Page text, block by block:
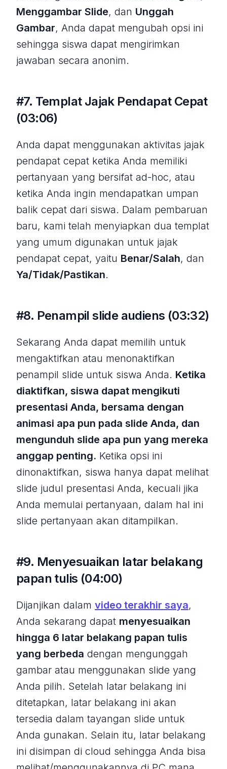
Menggambar Slide, dan Unggah
Gambar, Anda dapat mengubah opsi ini
sehingga siswa dapat mengirimkan
jawaban secara anonim.
#7. Templat Jajak Pendapat Cepat
(03:06)
Anda dapat menggunakan aktivitas jajak
pendapat cepat ketika Anda memiliki
pertanyaan yang bersifat ad-hoc, atau
ketika Anda ingin mendapatkan umpan
balik cepat dari siswa. Dalam pembaruan
baru, kami telah menyiapkan dua templat
yang umum digunakan untuk jajak
pendapat cepat, yaitu Benar/Salah, dan
Ya/Tidak/Pastikan.
#8. Penampil slide audiens (03:32)
Sekarang Anda dapat memilih untuk
mengaktifkan atau menonaktifkan
penampil slide untuk siswa Anda. Ketika
diaktifkan, siswa dapat mengikuti
presentasi Anda, bersama dengan
animasi apa pun pada slide Anda, dan
mengunduh slide apa pun yang mereka
anggap penting. Ketika opsi ini
dinonaktifkan, siswa hanya dapat melihat
slide judul presentasi Anda, kecuali jika
Anda memulai pertanyaan, dalam hal ini
slide pertanyaan akan ditampilkan.
#9. Menyesuaikan latar belakang
papan tulis (04:00)
Dijanjikan dalam video terakhir saya,
Anda sekarang dapat menyesuaikan
hingga 6 latar belakang papan tulis
yang berbeda dengan mengunggah
gambar atau menggunakan slide yang
Anda pilih. Setelah latar belakang ini
ditetapkan, latar belakang ini akan
tersedia dalam tayangan slide untuk
Anda gunakan. Selain itu, latar belakang
ini disimpan di cloud sehingga Anda bisa